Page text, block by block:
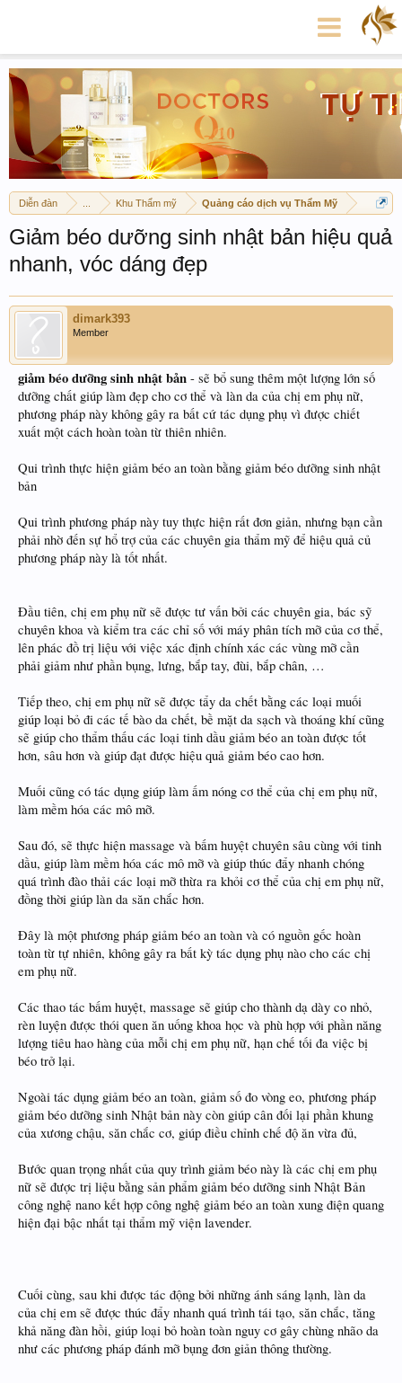
Diễn đàn Khu Thẩm mỹ Quảng cáo dịch vụ Thẩm Mỹ
Giảm béo dưỡng sinh nhật bản hiệu quả
nhanh, vóc dáng đẹp
dimark393
Member
giảm béo dưỡng sinh nhật bản - sẽ bổ sung thêm một lượng lớn số
dưỡng chất giúp làm đẹp cho cơ thể và làn da của chị em phụ nữ,
phương pháp này không gây ra bất cứ tác dụng phụ vì được chiết
xuất một cách hoàn toàn từ thiên nhiên.
Qui trình thực hiện giảm béo an toàn bằng giảm béo dưỡng sinh nhật
bản
Qui trình phương pháp này tuy thực hiện rất đơn giản, nhưng bạn cần
phải nhờ đến sự hổ trợ của các chuyên gia thẩm mỹ để hiệu quả củ
phương pháp này là tốt nhất.
Đầu tiên, chị em phụ nữ sẽ được tư vấn bởi các chuyên gia, bác sỹ
chuyên khoa và kiểm tra các chỉ số với máy phân tích mỡ của cơ thể,
lên phác đồ trị liệu với việc xác định chính xác các vùng mỡ cần
phải giảm như phần bụng, lưng, bắp tay, đùi, bắp chân, …
Tiếp theo, chị em phụ nữ sẽ được tẩy da chết bằng các loại muối
giúp loại bỏ đi các tế bào da chết, bề mặt da sạch và thoáng khí cũng
sẽ giúp cho thẩm thấu các loại tinh dầu giảm béo an toàn được tốt
hơn, sâu hơn và giúp đạt được hiệu quả giảm béo cao hơn.
Muối cũng có tác dụng giúp làm ấm nóng cơ thể của chị em phụ nữ,
làm mềm hóa các mô mỡ.
Sau đó, sẽ thực hiện massage và bấm huyệt chuyên sâu cùng với tinh
dầu, giúp làm mềm hóa các mô mỡ và giúp thúc đẩy nhanh chóng
quá trình đào thải các loại mỡ thừa ra khỏi cơ thể của chị em phụ nữ,
đồng thời giúp làn da săn chắc hơn.
Đây là một phương pháp giảm béo an toàn và có nguồn gốc hoàn
toàn từ tự nhiên, không gây ra bất kỳ tác dụng phụ nào cho các chị
em phụ nữ.
Các thao tác bấm huyệt, massage sẽ giúp cho thành dạ dày co nhỏ,
rèn luyện được thói quen ăn uống khoa học và phù hợp với phần năng
lượng tiêu hao hàng của mỗi chị em phụ nữ, hạn chế tối đa việc bị
béo trở lại.
Ngoài tác dụng giảm béo an toàn, giảm số đo vòng eo, phương pháp
giảm béo dưỡng sinh Nhật bản này còn giúp cân đối lại phần khung
của xương chậu, săn chắc cơ, giúp điều chỉnh chế độ ăn vừa đủ,
Bước quan trọng nhất của quy trình giảm béo này là các chị em phụ
nữ sẽ được trị liệu bằng sản phẩm giảm béo dưỡng sinh Nhật Bản
công nghệ nano kết hợp công nghệ giảm béo an toàn xung điện quang
hiện đại bậc nhất tại thẩm mỹ viện lavender.
Cuối cùng, sau khi được tác động bởi những ánh sáng lạnh, làn da
của chị em sẽ được thúc đẩy nhanh quá trình tái tạo, săn chắc, tăng
khả năng đàn hồi, giúp loại bỏ hoàn toàn nguy cơ gây chùng nhão da
như các phương pháp đánh mỡ bụng đơn giản thông thường.